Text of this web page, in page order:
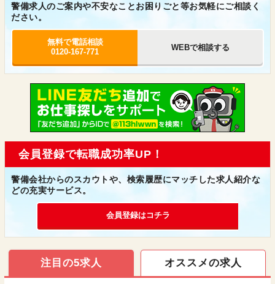
警備求人のご案内や不安なことお困りごと等お気軽にご相談く
ださい。
無料で電話相談
0120-167-771
WEBで相談する
会員登録で転職成功率UP！
警備会社からのスカウトや、検索履歴にマッチした求人紹介な
どの充実サービス。
会員登録はコチラ
注目の5求人 オススメの求人